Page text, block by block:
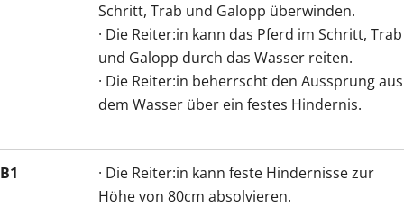
Schritt, Trab und Galopp überwinden.
· Die Reiter:in kann das Pferd im Schritt, Trab
und Galopp durch das Wasser reiten.
· Die Reiter:in beherrscht den Aussprung aus
dem Wasser über ein festes Hindernis.
B1
· Die Reiter:in kann feste Hindernisse zur
Höhe von 80cm absolvieren.